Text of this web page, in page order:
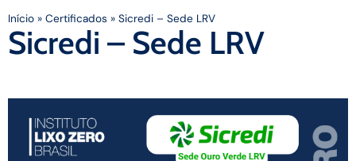
Início » Certificados » Sicredi – Sede LRV
Sicredi – Sede LRV